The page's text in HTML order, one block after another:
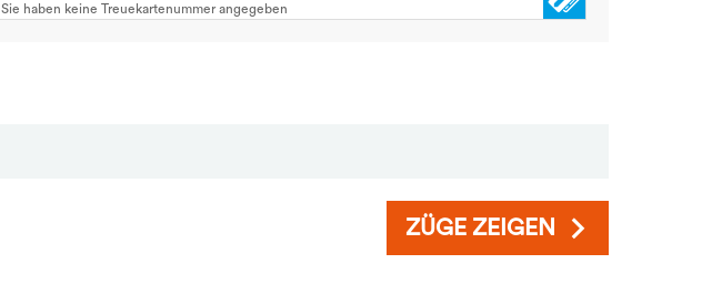
Sie haben keine Treuekartenummer angegeben
ZÜGE ZEIGEN